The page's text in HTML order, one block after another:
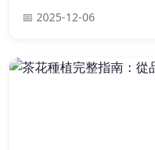
📅 2025-12-06